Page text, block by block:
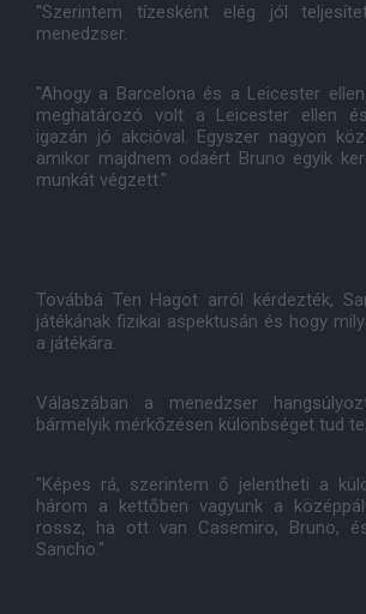
''Szerintem tízesként elég jól
menedzser.
"Ahogy a Barcelona és a Leicester
meghatározó volt a Leicester ellen
igazán jó akcióval. Egyszer nagyon
amikor majdnem odaért Bruno egyik
munkát végzett."
Továbbá Ten Hagot arról kérdezték,
játékának fizikai aspektusán és hogy
a játékára.
Válaszában a menedzser
bármelyik mérkőzésen különbséget tud
"Képes rá, szerintem ő jelentheti a
három a kettőben vagyunk a
rossz, ha ott van Casemiro, Bruno,
Sancho."